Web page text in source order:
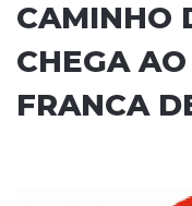
CAMINHO
CHEGA
FRANCA